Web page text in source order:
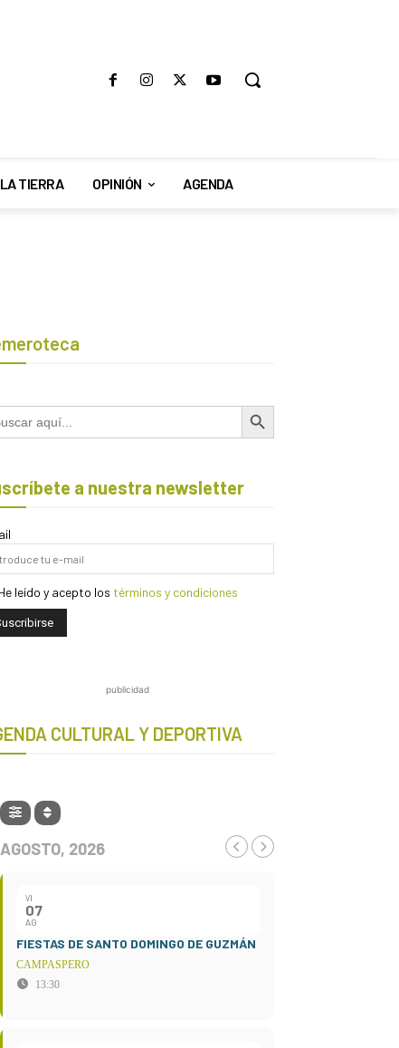
TIERRA OPINIÓN AGENDA
Botón de búsqueda
a nuestra newsletter
leído y acepto los términos y condiciones
publicidad
CULTURAL Y DEPORTIVA
AGOSTO, 2026
VI
07
AG
FIESTAS DE SANTO DOMINGO DE GUZMÁN
CAMPASPERO
13:30